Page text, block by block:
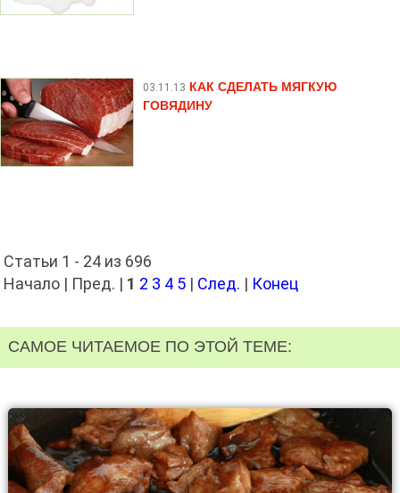
03.11.13 КАК СДЕЛАТЬ МЯГКУЮ
ГОВЯДИНУ
Статьи 1 - 24 из 696
Начало | Пред. | 1 2 3 4 5| След. | Конец
САМОЕ ЧИТАЕМОЕ ПО ЭТОЙ ТЕМЕ: